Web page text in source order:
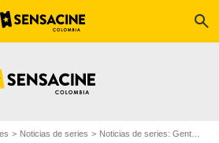
search
Noticias de series Noticias de series: Gente